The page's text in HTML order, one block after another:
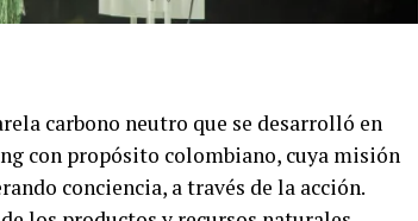
carbono neutro que se desarrolló en
con propósito colombiano, cuya misión
conciencia, a través de la acción.